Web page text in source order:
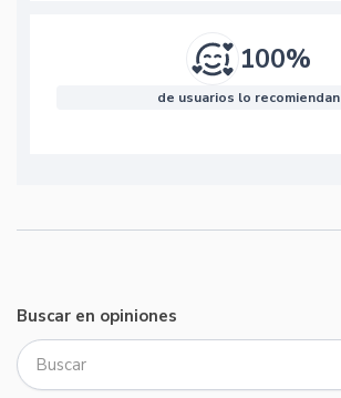
100%
de usuarios lo recomiendan
Buscar en opiniones